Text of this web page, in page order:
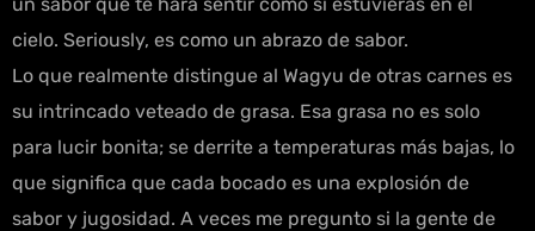
cielo. Seriously, es como un abrazo de sabor.
Lo que realmente distingue al Wagyu de otras carnes es
su intrincado veteado de grasa. Esa grasa no es solo
para lucir bonita; se derrite a temperaturas más bajas, lo
que significa que cada bocado es una explosión de
sabor y jugosidad. A veces me pregunto si la gente de